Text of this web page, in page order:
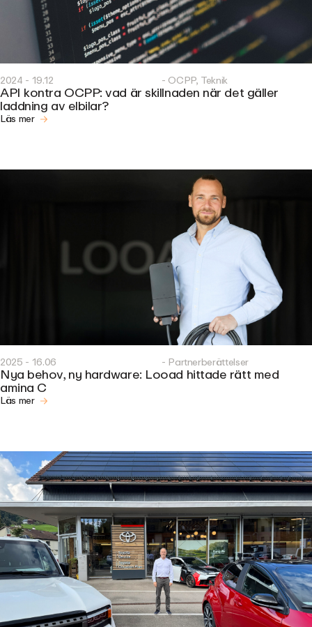
2024 - 19.12 - OCPP, Teknik
API kontra OCPP: vad är skillnaden när det gäller
laddning av elbilar?
Läs mer
2025 - 16.06 - Partnerberättelser
Nya behov, ny hardware: Looad hittade rätt med
amina C
Läs mer